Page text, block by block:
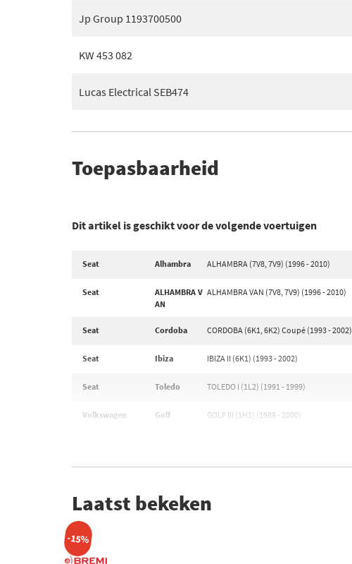
Jp Group 1193700500
KW 453 082
Lucas Electrical SEB474
Toepasbaarheid
Dit artikel is geschikt voor de volgende voertuigen
Seat Alhambra ALHAMBRA (7V8, 7V9) (1996 - 2010)
Seat
ALHAMBRA V
AN
ALHAMBRA VAN (7V8, 7V9) (1996 - 2010)
Seat Cordoba CORDOBA (6K1, 6K2) Coupé (1993 - 2002)
Seat Ibiza IBIZA II (6K1) (1993 - 2002)
Seat Toledo TOLEDO I (1L2) (1991 - 1999)
Volkswagen Golf GOLF III (1H1) (1989 - 2000)
Laatst bekeken
-15%